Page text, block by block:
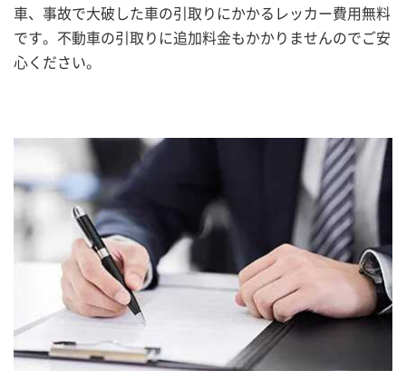
車、事故で大破した車の引取りにかかるレッカー費用無料
です。不動車の引取りに追加料金もかかりませんのでご安
心ください。